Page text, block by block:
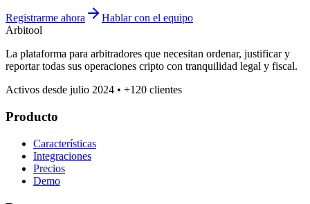
Registrarme ahora
Hablar con el equipo
Arbitool
La plataforma para arbitradores que necesitan ordenar, justificar y
reportar todas sus operaciones cripto con tranquilidad legal y fiscal.
Activos desde julio 2024 • +120 clientes
Producto
Características
Integraciones
Precios
Demo